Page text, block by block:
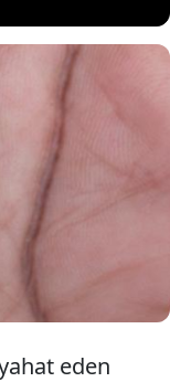
Eyalet
Smith, parkın
ağırlığında
eden